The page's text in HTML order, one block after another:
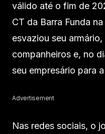
válido até o fim de
CT da Barra Funda
esvaziou seu
companheiros e, no
seu empresário para
Advertisement
Nas redes sociais, o